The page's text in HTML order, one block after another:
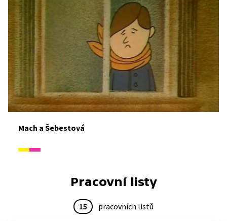
Mach a Šebestová
Pracovní listy
15 pracovních listů